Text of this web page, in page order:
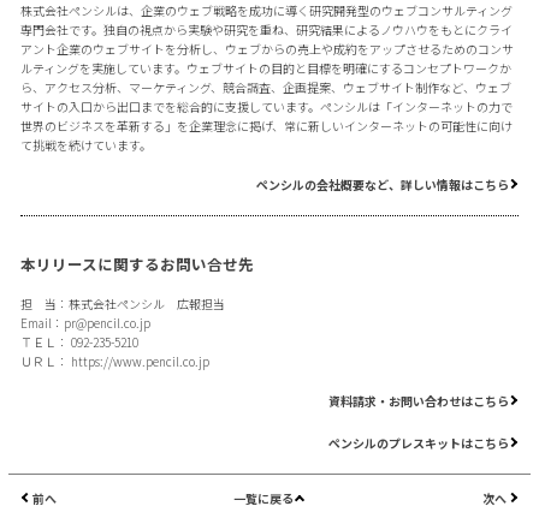
株式会社ペンシルは、企業のウェブ戦略を成功に導く研究開発型のウェブコンサルティング
専門会社です。独自の視点から実験や研究を重ね、研究結果によるノウハウをもとにクライ
アント企業のウェブサイトを分析し、ウェブからの売上や成約をアップさせるためのコンサ
ルティングを実施しています。ウェブサイトの目的と目標を明確にするコンセプトワークか
ら、アクセス分析、マーケティング、競合調査、企画提案、ウェブサイト制作など、ウェブ
サイトの入口から出口までを総合的に支援しています。ペンシルは「インターネットの力で
世界のビジネスを革新する」を企業理念に掲げ、常に新しいインターネットの可能性に向け
て挑戦を続けています。
ペンシルの会社概要など、詳しい情報はこちら
本リリースに関するお問い合せ先
担 当：株式会社ペンシル 広報担当
Email： pr@pencil.co.jp
ＴＥＬ： 092-235-5210
ＵＲＬ： https://www.pencil.co.jp
資料請求・お問い合わせはこちら
ペンシルのプレスキットはこちら
前へ 一覧に戻る 次へ